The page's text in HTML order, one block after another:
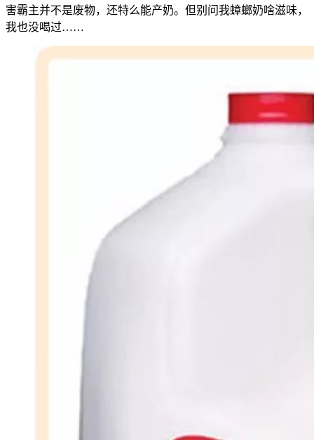
害霸主并不是废物，还特么能产奶。但别问我蟑螂奶啥滋味，
我也没喝过……